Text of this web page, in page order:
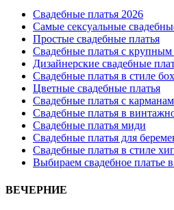
Свадебные платья 2026
Самые сексуальные
Простые свадебные платья
Свадебные платья с
Дизайнерские свадебные
Свадебные платья в стиле
Цветные свадебные платья
Свадебные платья с
Свадебные платья в
Свадебные платья миди
Свадебные платья для
Свадебные платья в стиле
Выбираем свадебное платье
ВЕЧЕРНИЕ